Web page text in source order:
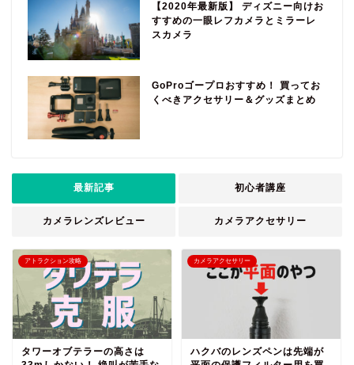
【2020年最新版】 ディズニー向けお
すすめの一眼レフカメラとミラーレ
スカメラ
GoProゴープロおすすめ！ 買ってお
くべきアクセサリー＆グッズまとめ
最新記事 初心者講座
カメラレンズレビュー カメラアクセサリー
アトラクション攻略
タワーオブテラーの高さは
カメラアクセサリー
ハクバのレンズペンは先端が